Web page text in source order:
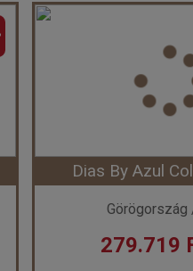
SEMIRAMIS
Utazás módja:
Ellátás:All
Szálláskategória:
már
Dias By Azul
Görögország
279.719